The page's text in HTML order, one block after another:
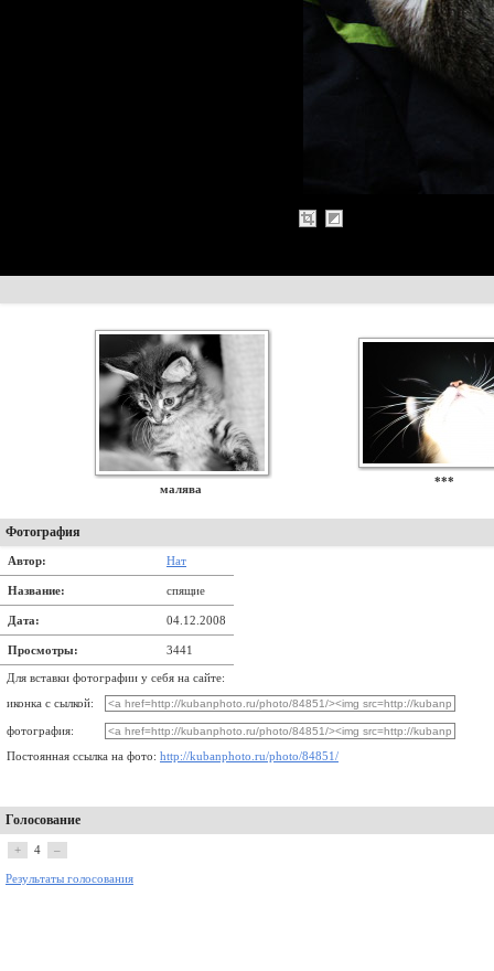
малява
***
Фотография
Автор: Нат
Название: спящие
Дата: 04.12.2008
Просмотры: 3441
Для вставки фотографии у себя на сайте:
иконка с сылкой:
фотография:
Постоянная ссылка на фото: http://kubanphoto.ru/photo/84851/
Голосование
+ 4 –
Результаты голосования